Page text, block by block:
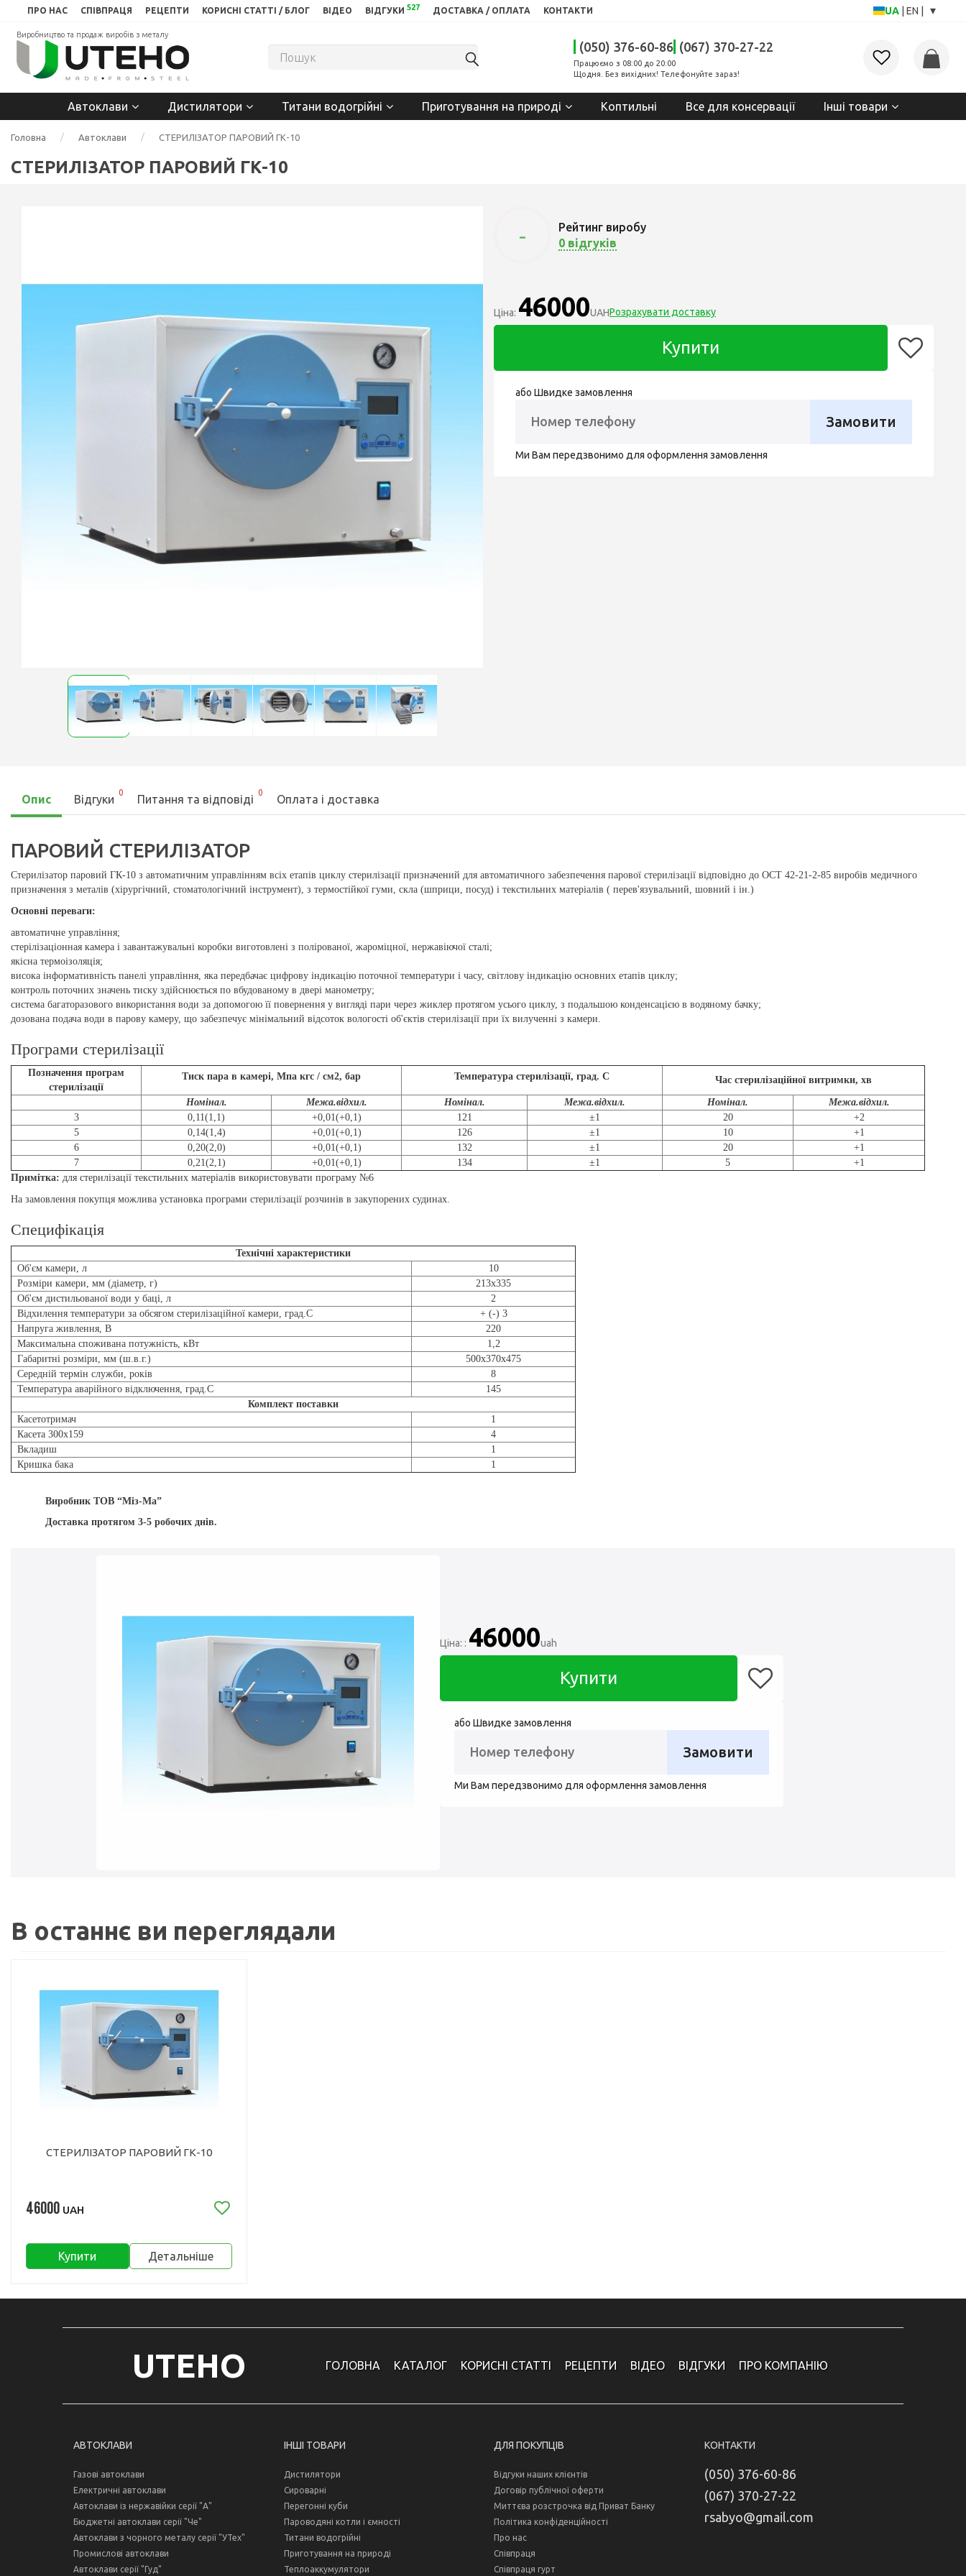
ПРО НАС СПІВПРАЦЯ РЕЦЕПТИ КОРИСНІ СТАТТІ / БЛОГ ВІДЕО ВІДГУКИ 527 ДОСТАВКА / ОПЛАТА КОНТАКТИ UA EN ▾
Виробництво та продаж виробів з металу
(050) 376-60-86 (067) 370-27-22
Працюємо з 08:00 до 20:00
Щодня. Без вихідних! Телефонуйте зараз!
Автоклави Дистилятори Титани водогрійні Приготування на природі Коптильні Все для консервації Інші товари
Головна Автоклави СТЕРИЛІЗАТОР ПАРОВИЙ ГК-10
СТЕРИЛІЗАТОР ПАРОВИЙ ГК-10
-
Рейтинг виробу
0 відгуків
Ціна: 46000UAHРозрахувати доставку
Купити
або Швидке замовлення
Замовити
Ми Вам передзвонимо для оформлення замовлення
Опис Відгуки
0
Питання та відповіді
0
Оплата і доставка
ПАРОВИЙ СТЕРИЛІЗАТОР
Стерилізатор паровий ГК-10 з автоматичним управлінням всіх етапів циклу стерилізації призначений для автоматичного забезпечення парової стерилізації відповідно до ОСТ 42-21-2-85 виробів медичного
призначення з металів (хірургічний, стоматологічний інструмент), з термостійкої гуми, скла (шприци, посуд) і текстильних матеріалів ( перев'язувальний, шовний і ін.)
Основні переваги:
автоматичне управління;
стерілізаціонная камера і завантажувальні коробки виготовлені з полірованої, жароміцної, нержавіючої сталі;
якісна термоізоляція;
висока інформативність панелі управління, яка передбачає цифрову індикацію поточної температури і часу, світлову індикацію основних етапів циклу;
контроль поточних значень тиску здійснюється по вбудованому в двері манометру;
система багаторазового використання води за допомогою її повернення у вигляді пари через жиклер протягом усього циклу, з подальшою конденсацією в водяному бачку;
дозована подача води в парову камеру, що забезпечує мінімальний відсоток вологості об'єктів стерилізації при їх вилученні з камери.
Програми стерилізації
Позначення програм
стерилізації
Тиск пара в камері, Мпа кгс / см2, бар Температура стерилізації, град. С Час стерилізаційної витримки, хв
Номінал. Межа.відхил. Номінал. Межа.відхил. Номінал.
Межа.відхил.
3
0,11(1,1) +0,01(+0,1) 121 ±1 20
+2
5
0,14(1,4) +0,01(+0,1) 126 ±1 10
+1
6
0,20(2,0) +0,01(+0,1) 132 ±1 20
+1
7
0,21(2,1) +0,01(+0,1) 134 ±1 5
+1
Примітка: для стерилізації текстильних матеріалів використовувати програму №6
На замовлення покупця можлива установка програми стерилізації розчинів в закупорених судинах.
Специфікація
Технічні характеристики
Об'єм камери, л
10
Розміри камери, мм (діаметр, г)
213х335
Об'єм дистильованої води у баці, л
2
Відхилення температури за обсягом стерилізаційної камери, град.С
+ (-) 3
Напруга живлення, В
220
Максимальна споживана потужність, кВт
1,2
Габаритні розміри, мм (ш.в.г.)
500х370х475
Середній термін служби, років
8
Температура аварійного відключення, град.С
145
Комплект поставки
Касетотримач
1
Касета 300х159
4
Вкладиш
1
Кришка бака
1
Виробник ТОВ “Міз-Ма”
Доставка протягом 3-5 робочих днів.
Ціна: : 46000uah
Купити
або Швидке замовлення
Замовити
Ми Вам передзвонимо для оформлення замовлення
В останнє ви переглядали
СТЕРИЛІЗАТОР ПАРОВИЙ ГК-10
46000 UAH
Купити Детальніше
UTEHO ГОЛОВНА КАТАЛОГ КОРИСНІ СТАТТІ РЕЦЕПТИ ВІДЕО ВІДГУКИ ПРО КОМПАНІЮ
АВТОКЛАВИ
Газові автоклави
Електричні автоклави
Автоклави із нержавійки серії "А"
Бюджетні автоклави серії "Че"
Автоклави з чорного металу серії "УТех"
Промислові автоклави
Автоклави серії "Гуд"
ІНШІ ТОВАРИ
Дистилятори
Сироварні
Перегонні куби
Пароводяні котли і ємності
Титани водогрійні
Приготування на природі
Теплоаккумулятори
ДЛЯ ПОКУПЦІВ
Відгуки наших клієнтів
Договір публічної оферти
Миттєва розстрочка від Приват Банку
Політика конфіденційності
Про нас
Співпраця
Співпраця гурт
КОНТАКТИ
(050) 376-60-86
(067) 370-27-22
rsabyo@gmail.com